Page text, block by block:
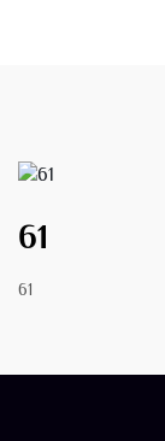
61
61